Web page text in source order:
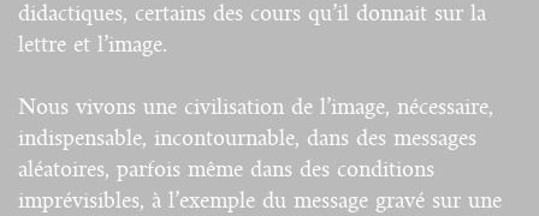
didactiques, certains des cours qu’il donnait sur la
lettre et l’image.
Nous vivons une civilisation de l’image, nécessaire,
indispensable, incontournable, dans des messages
aléatoires, parfois même dans des conditions
imprévisibles, à l’exemple du message gravé sur une